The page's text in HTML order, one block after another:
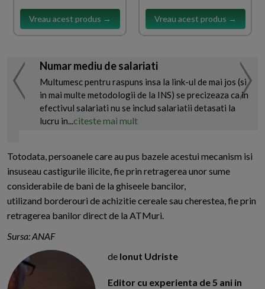
Vreau acest produs → Vreau acest produs →
Numar mediu de salariati
Multumesc pentru raspuns insa la link-ul de mai jos (si
in mai multe metodologii de la INS) se precizeaza ca in
efectivul salariati nu se includ salariatii detasati la
lucru in...citeste mai mult
Totodata, persoanele care au pus bazele acestui mecanism isi
insuseau castigurile ilicite, fie prin retragerea unor sume
considerabile de bani de la ghiseele bancilor,
utilizand borderouri de achizitie cereale sau cherestea, fie prin
retragerea banilor direct de la ATMuri.
Sursa: ANAF
de Ionut Udriste
Editor cu experienta de 5 ani in